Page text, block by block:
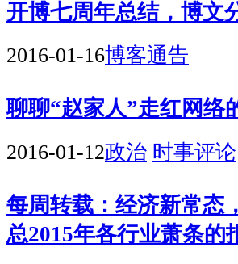
开博七周年总结，博文
2016-01-16博客通告
聊聊“赵家人”走红网络
2016-01-12政治 时事评论
每周转载：经济新常
总2015年各行业萧条的